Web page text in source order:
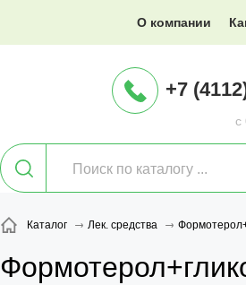
info@XXX.ru
О компании
с
+7
Каталог Лек. средства